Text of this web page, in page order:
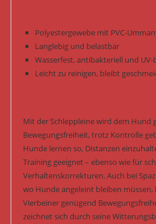
Polyestergewebe mit PVC-
Langlebig und belastbar
Wasserfest, antibakteriell und
Leicht zu reinigen, bleibt
Mit der Schleppleine wird dem Hund
Bewegungsfreiheit, trotz Kontrolle
Hunde lernen so, Distanzen
Training geeignet – ebenso wie für
Verhaltenskorrekturen. Auch bei
wo Hunde angeleint bleiben müssen,
Vierbeiner genügend
zeichnet sich durch seine